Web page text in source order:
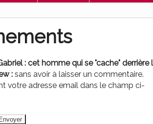
: cet homme qui se "cache" derrière
: sans avoir à laisser un commentaire.
votre adresse email dans le champ ci-